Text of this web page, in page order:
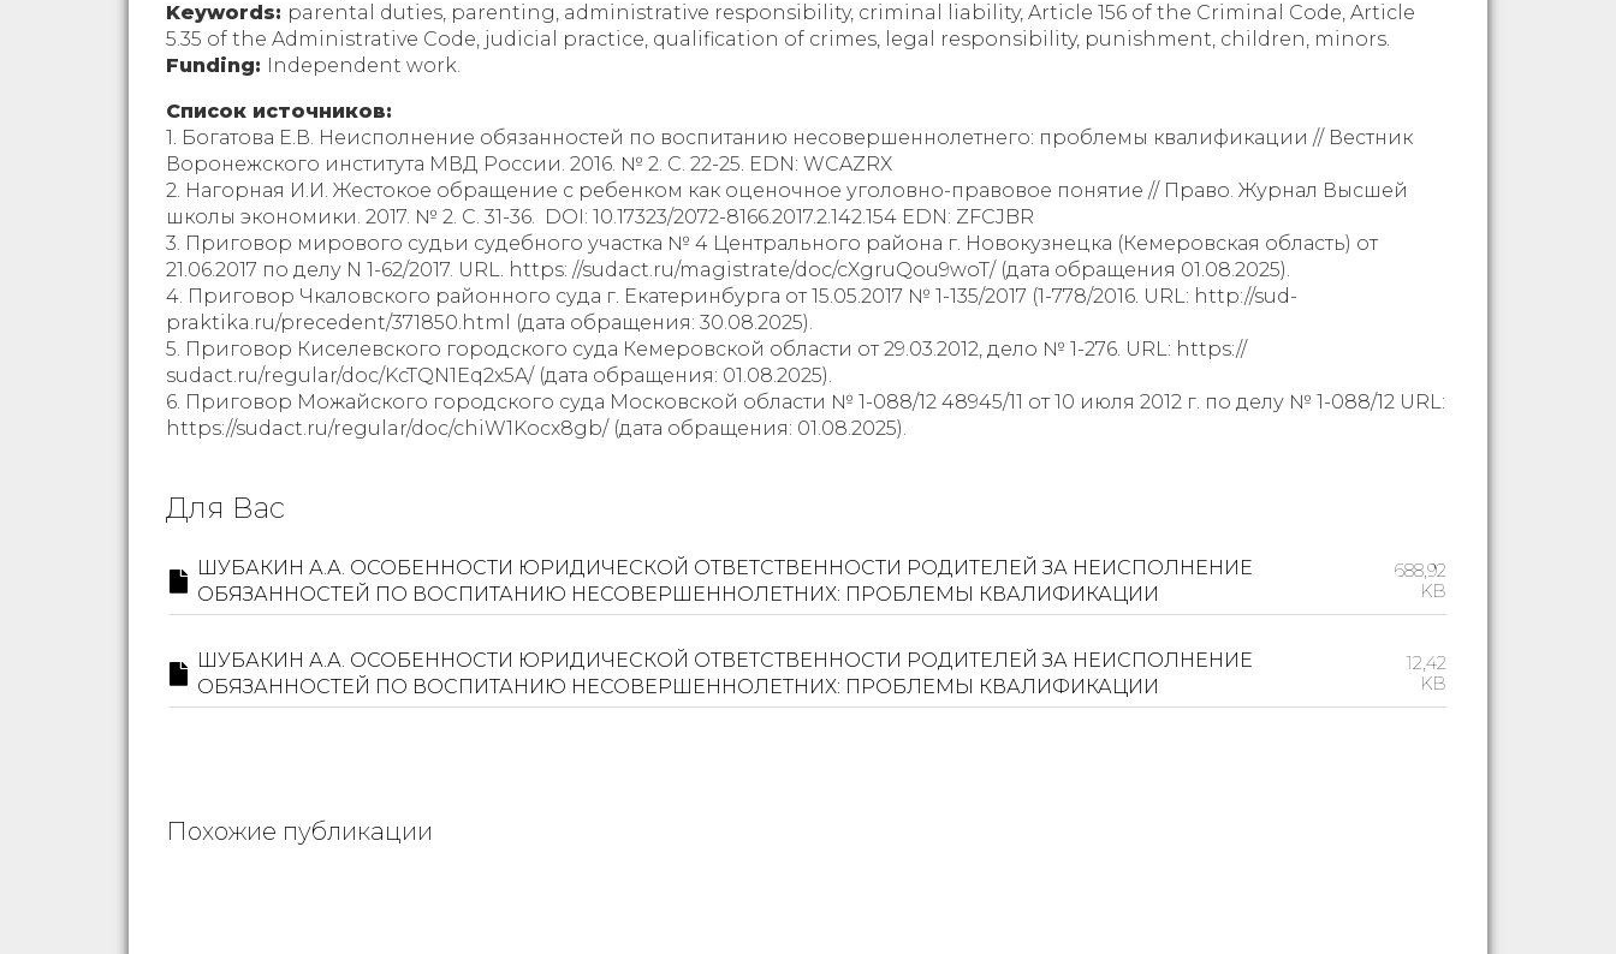
Keywords: parental duties, parenting, administrative responsibility, criminal liability, Article 156 of the Criminal Code, Article
5.35 of the Administrative Code, judicial practice, qualification of crimes, legal responsibility, punishment, children, minors.
Funding: Independent work.
Список источников:
1. Богатова Е.В. Неисполнение обязанностей по воспитанию несовершеннолетнего: проблемы квалификации // Вестник
Воронежского института МВД России. 2016. № 2. С. 22-25. EDN: WCAZRX
2. Нагорная И.И. Жестокое обращение с ребенком как оценочное уголовно-правовое понятие // Право. Журнал Высшей
школы экономики. 2017. № 2. С. 31-36. DOI: 10.17323/2072-8166.2017.2.142.154 EDN: ZFCJBR
3. Приговор мирового судьи судебного участка № 4 Центрального района г. Новокузнецка (Кемеровская область) от
21.06.2017 по делу N 1-62/2017. URL. https: //sudact.ru/magistrate/doc/cXgruQou9woT/ (дата обращения 01.08.2025).
4. Приговор Чкаловского районного суда г. Екатеринбурга от 15.05.2017 № 1-135/2017 (1-778/2016. URL: http://sud-
praktika.ru/precedent/371850.html (дата обращения: 30.08.2025).
5. Приговор Киселевского городского суда Кемеровской области от 29.03.2012, дело № 1-276. URL: https://
sudact.ru/regular/doc/KcTQN1Eq2x5A/ (дата обращения: 01.08.2025).
6. Приговор Можайского городского суда Московской области № 1-088/12 48945/11 от 10 июля 2012 г. по делу № 1-088/12 URL:
https://sudact.ru/regular/doc/chiW1Kocx8gb/ (дата обращения: 01.08.2025).
Для Вас
ШУБАКИН А.А. ОСОБЕННОСТИ ЮРИДИЧЕСКОЙ ОТВЕТСТВЕННОСТИ РОДИТЕЛЕЙ ЗА НЕИСПОЛНЕНИЕ
ОБЯЗАННОСТЕЙ ПО ВОСПИТАНИЮ НЕСОВЕРШЕННОЛЕТНИХ: ПРОБЛЕМЫ КВАЛИФИКАЦИИ
688,92
KB
ШУБАКИН А.А. ОСОБЕННОСТИ ЮРИДИЧЕСКОЙ ОТВЕТСТВЕННОСТИ РОДИТЕЛЕЙ ЗА НЕИСПОЛНЕНИЕ
ОБЯЗАННОСТЕЙ ПО ВОСПИТАНИЮ НЕСОВЕРШЕННОЛЕТНИХ: ПРОБЛЕМЫ КВАЛИФИКАЦИИ
12,42
KB
Похожие публикации